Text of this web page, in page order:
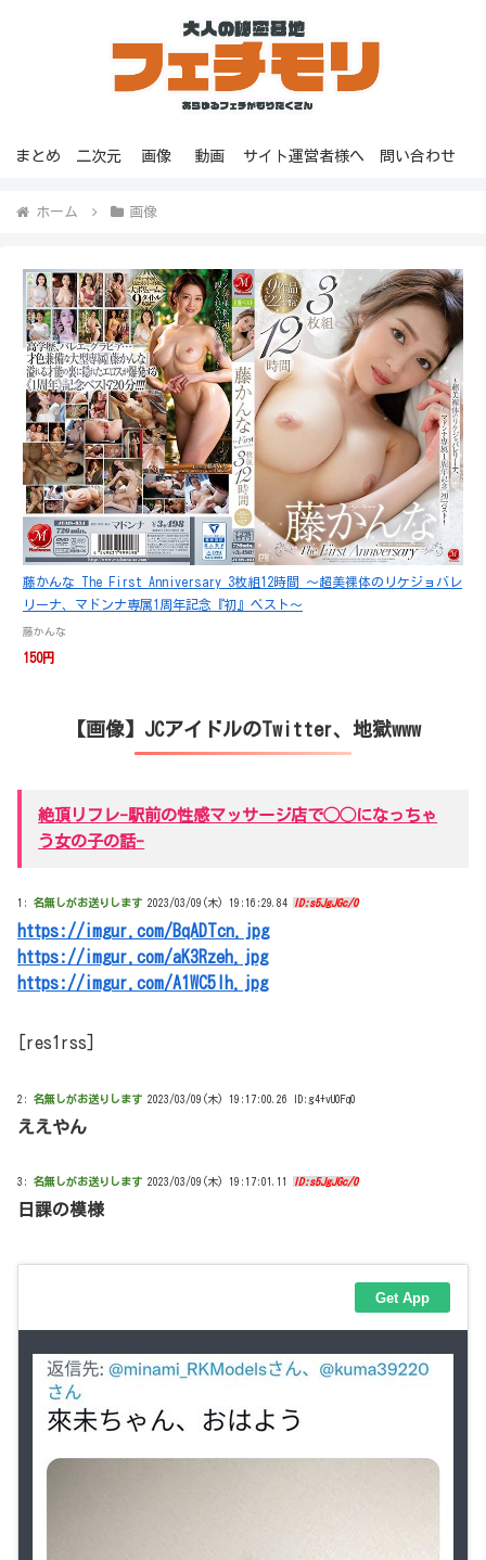
まとめ 二次元 画像 動画 サイト運営者様へ 問い合わせ
ホーム 画像
藤かんな The First Anniversary 3枚組12時間 ～超美裸体のリケジョバレ
リーナ、マドンナ専属1周年記念『初』ベスト～
藤かんな
150円
【画像】JCアイドルのTwitter、地獄www
絶頂リフレ-駅前の性感マッサージ店で◯◯になっちゃ
う女の子の話-
1: 名無しがお送りします 2023/03/09(木) 19:16:29.84 ID:s5JgJGc/0
https://imgur.com/BqADTcn.jpg
https://imgur.com/aK3Rzeh.jpg
https://imgur.com/A1WC5Ih.jpg
[res1rss]
2: 名無しがお送りします 2023/03/09(木) 19:17:00.26 ID:g4+vU0Fq0
ええやん
3: 名無しがお送りします 2023/03/09(木) 19:17:01.11 ID:s5JgJGc/0
日課の模様